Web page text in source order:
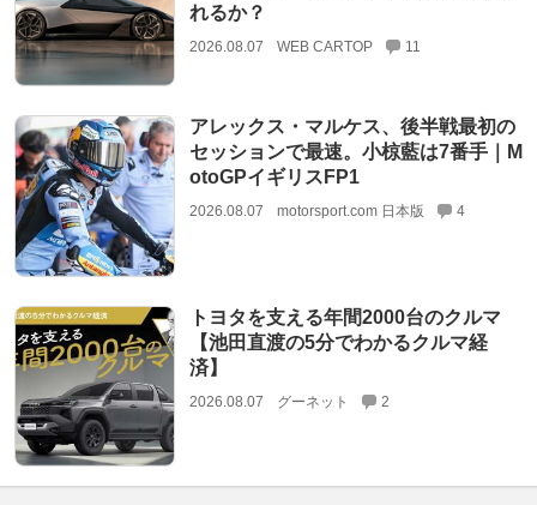
れるか？
2026.08.07 WEB CARTOP 11
アレックス・マルケス、後半戦最初の
セッションで最速。小椋藍は7番手｜M
otoGPイギリスFP1
2026.08.07 motorsport.com 日本版 4
トヨタを支える年間2000台のクルマ
【池田直渡の5分でわかるクルマ経
済】
2026.08.07 グーネット 2